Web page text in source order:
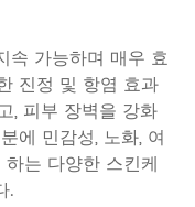
속 가능하며 매우 효
진정 및 항염 효과
, 피부 장벽을 강화
에 민감성, 노화, 여
는 다양한 스킨케
.